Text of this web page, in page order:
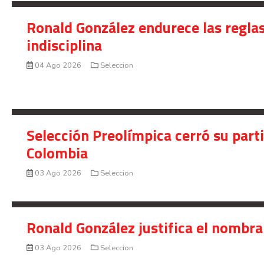
Ronald González endurece las
indisciplina
04 Ago 2026 Seleccion
Selección Preolímpica cerró su
Colombia
03 Ago 2026 Seleccion
Ronald González justifica el
03 Ago 2026 Seleccion